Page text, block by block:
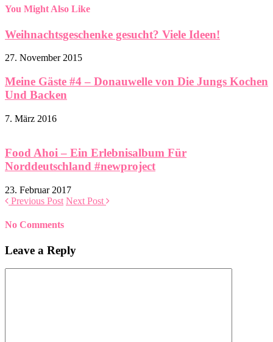
You Might Also Like
Weihnachtsgeschenke gesucht? Viele Ideen!
27. November 2015
Meine Gäste #4 – Donauwelle von Die Jungs Kochen
Und Backen
7. März 2016
Food Ahoi – Ein Erlebnisalbum Für
Norddeutschland #newproject
23. Februar 2017
Previous Post Next Post
No Comments
Leave a Reply